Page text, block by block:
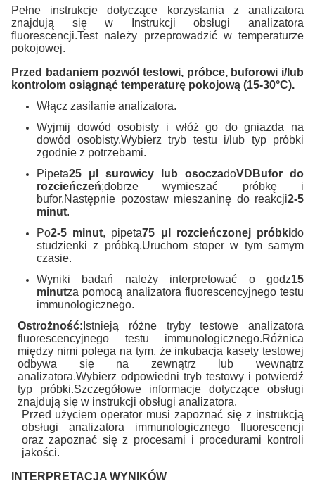
Pełne instrukcje dotyczące korzystania z analizatora
znajdują się w Instrukcji obsługi analizatora
fluorescencji.Test należy przeprowadzić w temperaturze
pokojowej.
Przed badaniem pozwól testowi, próbce, buforowi i/lub
kontrolom osiągnąć temperaturę pokojową (15-30°C).
Włącz zasilanie analizatora.
Wyjmij dowód osobisty i włóż go do gniazda na
dowód osobisty.Wybierz tryb testu i/lub typ próbki
zgodnie z potrzebami.
Pipeta25 μl surowicy lub osoczadoVD Bufor do
rozcieńczeń;dobrze wymieszać próbkę i
bufor.Następnie pozostaw mieszaninę do reakcji2-5
minut.
Po2-5 minut, pipeta75 μl rozcieńczonej próbkido
studzienki z próbką.Uruchom stoper w tym samym
czasie.
Wyniki badań należy interpretować o godz15
minutza pomocą analizatora fluorescencyjnego testu
immunologicznego.
Ostrożność: Istnieją różne tryby testowe analizatora
fluorescencyjnego testu immunologicznego.Różnica
między nimi polega na tym, że inkubacja kasety testowej
odbywa się na zewnątrz lub wewnątrz
analizatora.Wybierz odpowiedni tryb testowy i potwierdź
typ próbki.Szczegółowe informacje dotyczące obsługi
znajdują się w instrukcji obsługi analizatora.
Przed użyciem operator musi zapoznać się z instrukcją
obsługi analizatora immunologicznego fluorescencji
oraz zapoznać się z procesami i procedurami kontroli
jakości.
INTERPRETACJA WYNIKÓW